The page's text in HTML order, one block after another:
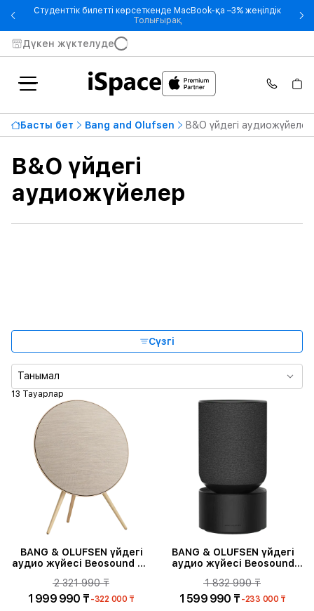
Студенттік билетті көрсеткенде MacBook-қа –3% жеңілдік
Толығырақ- Студенттік билетті
Дүкен жүктелуде
Басты бет Bang and Olufsen B&O үйдегі аудиожүйелер
B&O үйдегі
аудиожүйелер
Сүзгі
Қолжетімділік
Ең жоғары баға2 260 990 ₸
Бастап
Батарея сыйымдылығы
13 Тауарлар
Танымал
BANG & OLUFSEN үйдегі
аудио жүйесі Beosound A9
2 321 990 ₸
1 999 990 ₸ -322 000 ₸
BANG & OLUFSEN үйдегі
аудио жүйесі Beosound
1 832 990 ₸
1 599 990 ₸ -233 000 ₸